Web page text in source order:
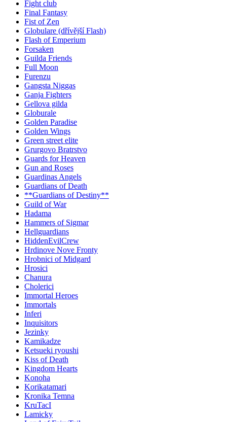
Fight club
Final Fantasy
Fist of Zen
Globulare (dřívější Flash)
Flash of Emperium
Forsaken
Guilda Friends
Full Moon
Furenzu
Gangsta Niggas
Ganja Fighters
Gellova gilda
Globurale
Golden Paradise
Golden Wings
Green street elite
Grurgovo Bratrstvo
Guards for Heaven
Gun and Roses
Guardinas Angels
Guardians of Death
**Guardians of Destiny**
Guild of War
Hadama
Hammers of Sigmar
Hellguardians
HiddenEvilCrew
Hrdinove Nove Fronty
Hrobnici of Midgard
Hrosici
Chanura
Cholerici
Immortal Heroes
Immortals
Inferi
Inquisitors
Jezinky
Kamikadze
Ketsueki ryoushi
Kiss of Death
Kingdom Hearts
Konoha
Korikatamari
Kronika Temna
KruTacI
Lamicky